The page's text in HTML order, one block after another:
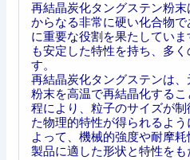
再結晶炭化タングステン粉
からなる非常に硬い化合物
に重要な役割を果たしてい
も安定した特性を持ち、多
す。
再結晶炭化タングステンは
粉末を高温で再結晶化する
程により、粒子のサイズが
た物理的特性が得られるよ
よって、機械的強度や耐摩
製品に適した形状と特性をも